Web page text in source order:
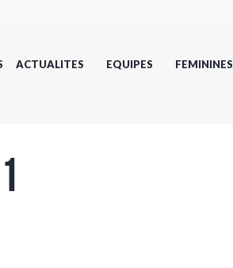
ACTUALITES EQUIPES FEMININES